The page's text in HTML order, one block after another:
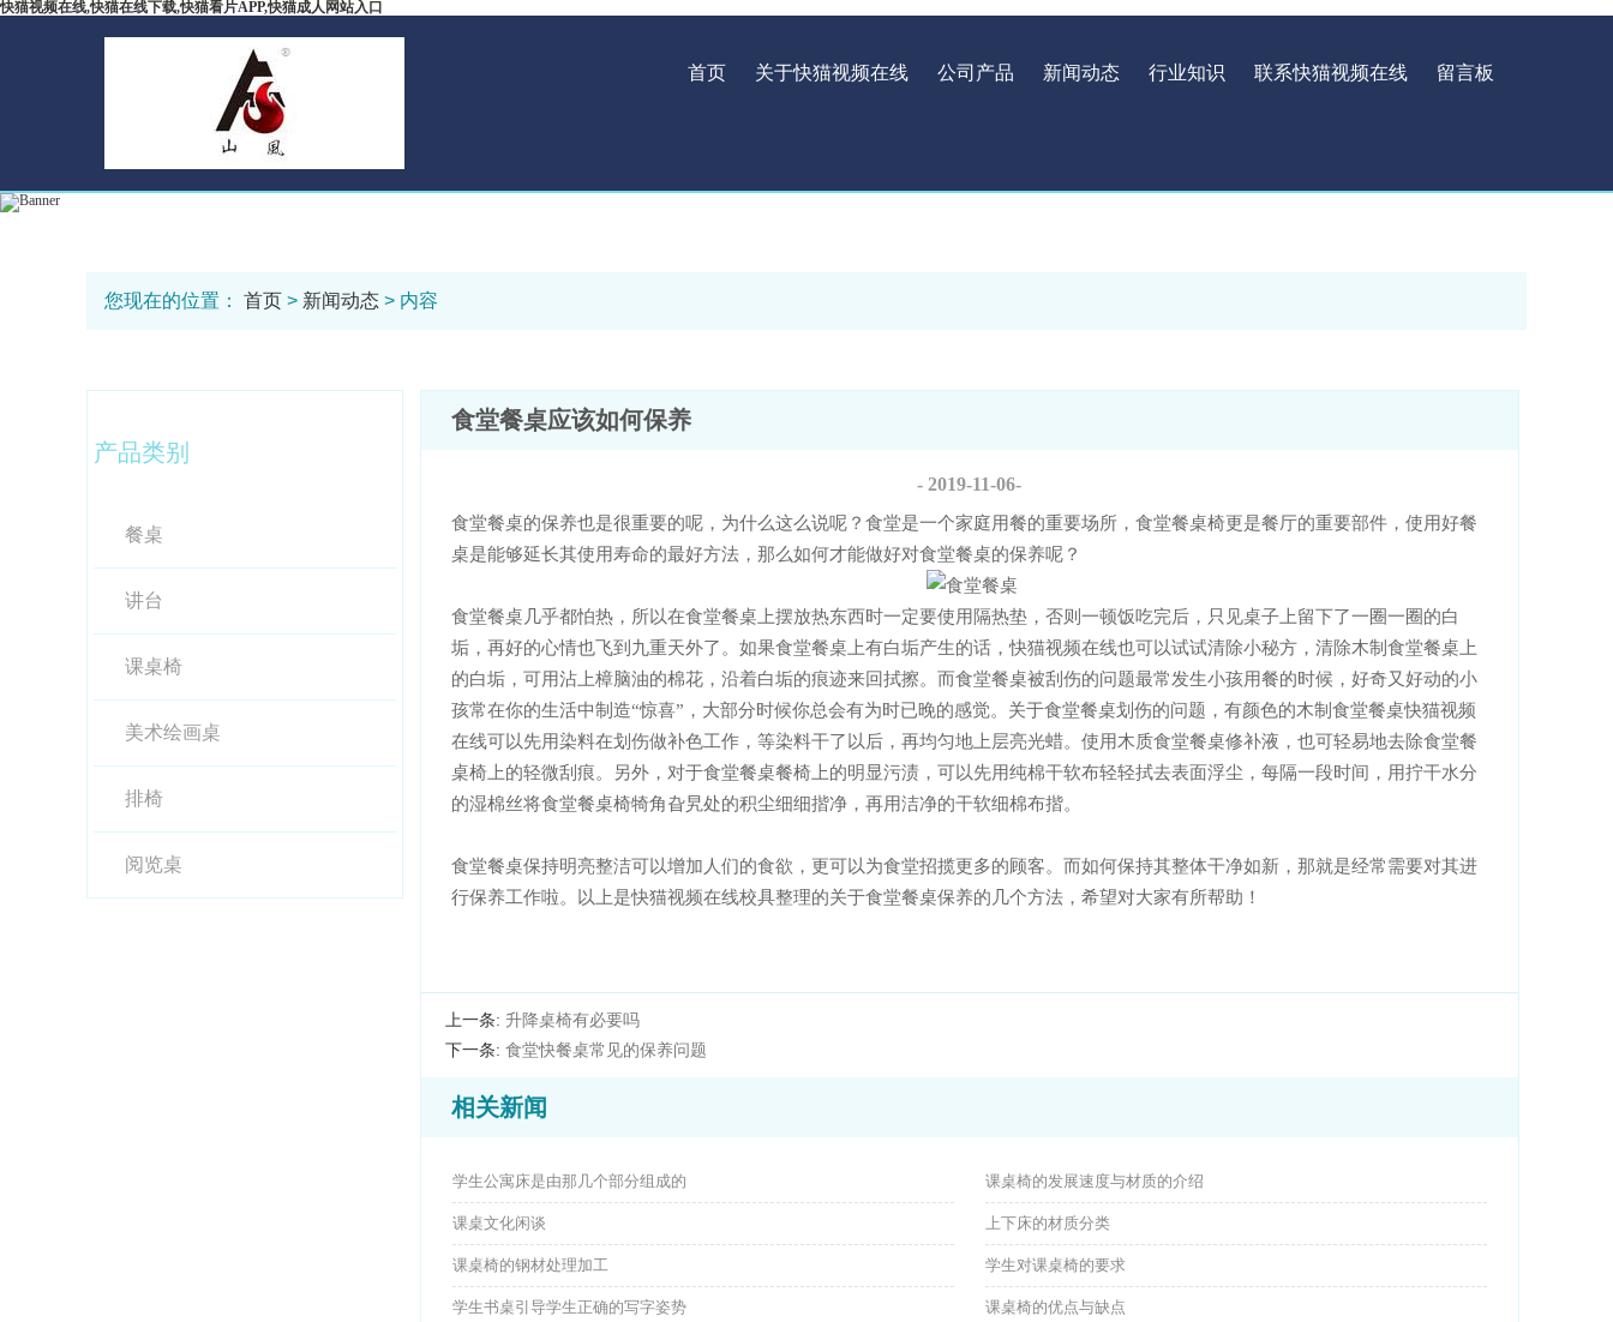
快猫视频在线,快猫在线下载,快猫看片APP,快猫成人网站入口
首页 关于快猫视频在线 公司产品 新闻动态 行业知识 联系快猫视频在线 留言板
您现在的位置： 首页 > 新闻动态 > 内容
产品类别
餐桌
讲台
课桌椅
美术绘画桌
排椅
阅览桌
食堂餐桌应该如何保养
- 2019-11-06-
食堂餐桌的保养也是很重要的呢，为什么这么说呢？食堂是一个家庭用餐的重要场所，食堂餐桌椅更是餐厅的重要部件，使用好餐
桌是能够延长其使用寿命的最好方法，那么如何才能做好对食堂餐桌的保养呢？
食堂餐桌几乎都怕热，所以在食堂餐桌上摆放热东西时一定要使用隔热垫，否则一顿饭吃完后，只见桌子上留下了一圈一圈的白
垢，再好的心情也飞到九重天外了。如果食堂餐桌上有白垢产生的话，快猫视频在线也可以试试清除小秘方，清除木制食堂餐桌上
的白垢，可用沾上樟脑油的棉花，沿着白垢的痕迹来回拭擦。而食堂餐桌被刮伤的问题最常发生小孩用餐的时候，好奇又好动的小
孩常在你的生活中制造“惊喜”，大部分时候你总会有为时已晚的感觉。关于食堂餐桌划伤的问题，有颜色的木制食堂餐桌快猫视频
在线可以先用染料在划伤做补色工作，等染料干了以后，再均匀地上层亮光蜡。使用木质食堂餐桌修补液，也可轻易地去除食堂餐
桌椅上的轻微刮痕。另外，对于食堂餐桌餐椅上的明显污渍，可以先用纯棉干软布轻轻拭去表面浮尘，每隔一段时间，用拧干水分
的湿棉丝将食堂餐桌椅犄角旮旯处的积尘细细揩净，再用洁净的干软细棉布揩。
食堂餐桌保持明亮整洁可以增加人们的食欲，更可以为食堂招揽更多的顾客。而如何保持其整体干净如新，那就是经常需要对其进
行保养工作啦。以上是快猫视频在线校具整理的关于食堂餐桌保养的几个方法，希望对大家有所帮助！
上一条: 升降桌椅有必要吗
下一条: 食堂快餐桌常见的保养问题
相关新闻
学生公寓床是由那几个部分组成的 课桌椅的发展速度与材质的介绍
课桌文化闲谈 上下床的材质分类
课桌椅的钢材处理加工 学生对课桌椅的要求
学生书桌引导学生正确的写字姿势 课桌椅的优点与缺点